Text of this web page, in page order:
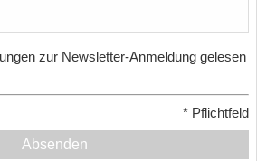
zur Newsletter-Anmeldung gelesen
* Pflichtfeld
Absenden